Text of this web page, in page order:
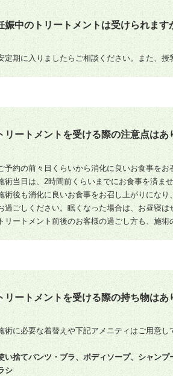
娠中のトリートメントは受けられます
定期に入りましたらご相談ください。また、授
トリートメントを受ける際の注意点はあ
予約の前々日くらいから消化に良いお食事を
術当日は、2時間前くらいまでにお食事を済ま
術後も消化に良いお食事をお召し上がりにな
過ごしください。眠くなった場合は、お昼寝は
トリートメント前後のお客様の過ごし方も、施
トリートメントを受ける際の持ち物はあ
術に必要な着替えや下記アメニティはご用意
い捨てパンツ・ブラ、ボディソープ、シャン
シ